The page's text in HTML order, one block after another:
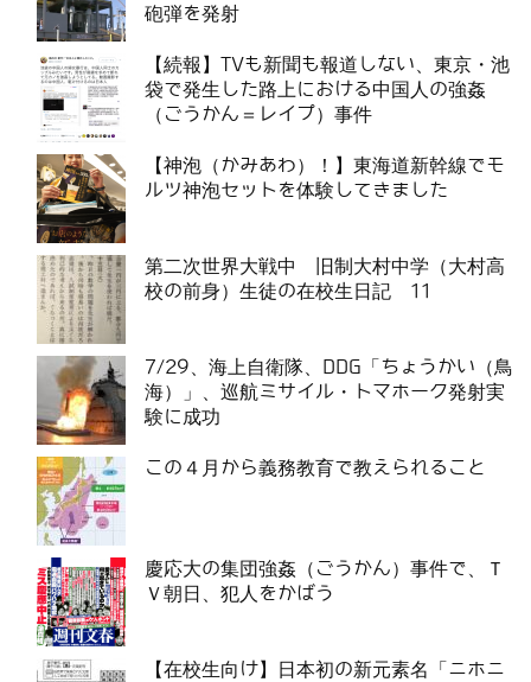
砲弾を発射
【続報】TVも新聞も報道しない、東京・池
袋で発生した路上における中国人の強姦
（ごうかん＝レイプ）事件
【神泡（かみあわ）！】東海道新幹線でモ
ルツ神泡セットを体験してきました
第二次世界大戦中 旧制大村中学（大村高
校の前身）生徒の在校生日記 11
7/29、海上自衛隊、DDG「ちょうかい（鳥
海）」、巡航ミサイル・トマホーク発射実
験に成功
この４月から義務教育で教えられること
慶応大の集団強姦（ごうかん）事件で、Ｔ
Ｖ朝日、犯人をかばう
【在校生向け】日本初の新元素名「ニホニ